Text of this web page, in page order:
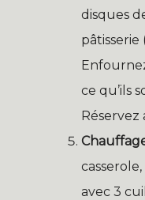
disques
pâtisserie
ce qu’ils
Réservez
avec 3